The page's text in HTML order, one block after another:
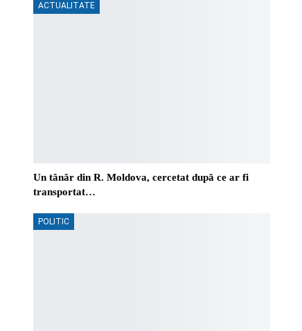
ACTUALITATE
Un tânăr din R. Moldova, cercetat după ce ar fi
transportat…
POLITIC